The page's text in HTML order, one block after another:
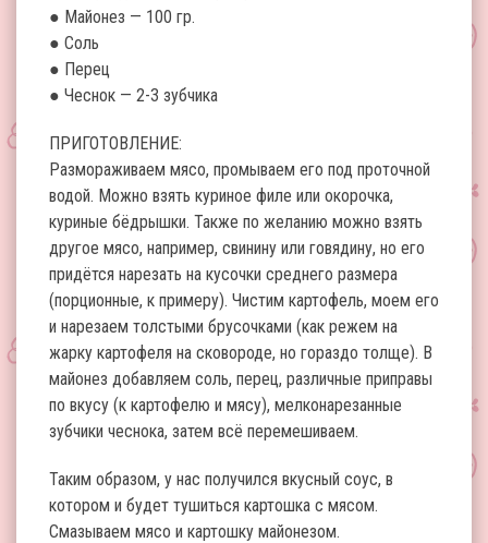
● Майонез — 100 гр.
● Соль
● Перец
● Чеснок — 2-3 зубчика
ПРИГОТОВЛЕНИЕ:
Размораживаем мясо, промываем его под проточной
водой. Можно взять куриное филе или окорочка,
куриные бёдрышки. Также по желанию можно взять
другое мясо, например, свинину или говядину, но его
придётся нарезать на кусочки среднего размера
(порционные, к примеру). Чистим картофель, моем его
и нарезаем толстыми брусочками (как режем на
жарку картофеля на сковороде, но гораздо толще). В
майонез добавляем соль, перец, различные приправы
по вкусу (к картофелю и мясу), мелконарезанные
зубчики чеснока, затем всё перемешиваем.
Таким образом, у нас получился вкусный соус, в
котором и будет тушиться картошка с мясом.
Смазываем мясо и картошку майонезом.